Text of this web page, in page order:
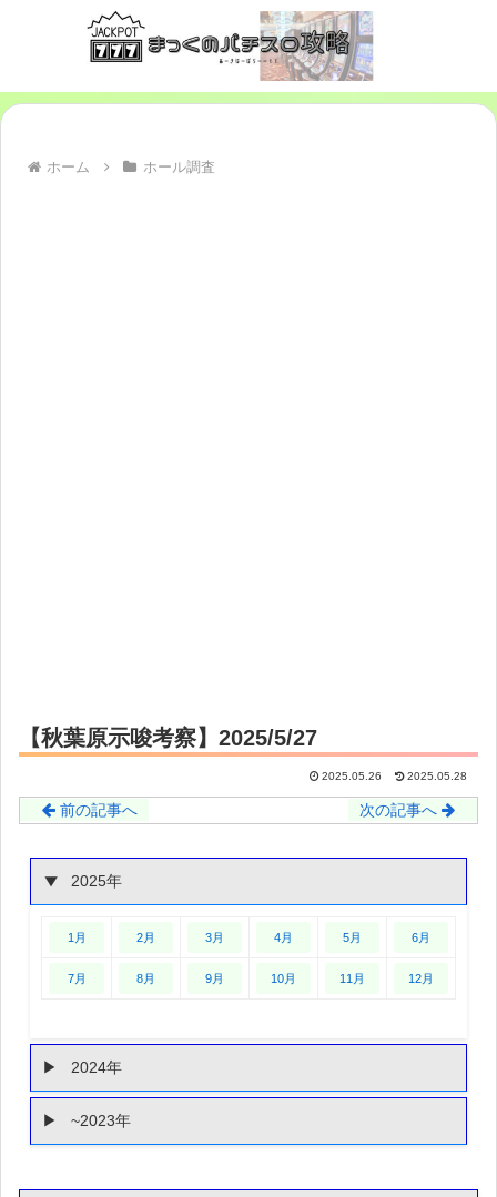
ホーム ホール調査
【秋葉原示唆考察】2025/5/27
2025.05.26 2025.05.28
前の記事へ 次の記事へ
2025年
1月 2月 3月 4月 5月 6月
7月 8月 9月 10月 11月 12月
2024年
~2023年